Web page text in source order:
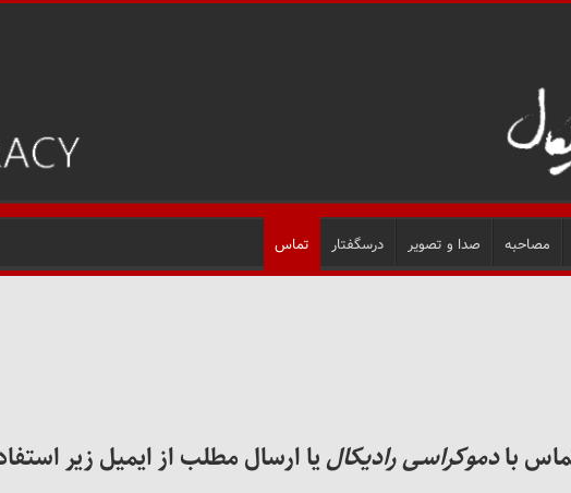
مصاحبه صدا و تصویر درسگفتار تماس
بادموکراسی رادیکالیا ارسال مطلب از ایمیل زیر